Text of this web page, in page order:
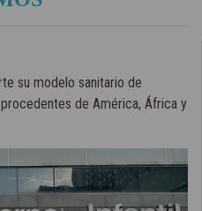
su modelo sanitario de
de América, África y